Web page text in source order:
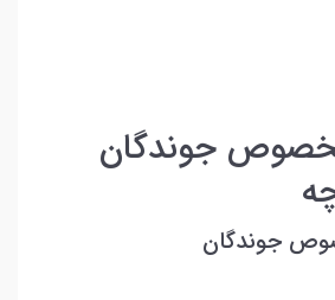
جوندگان
جوندگان